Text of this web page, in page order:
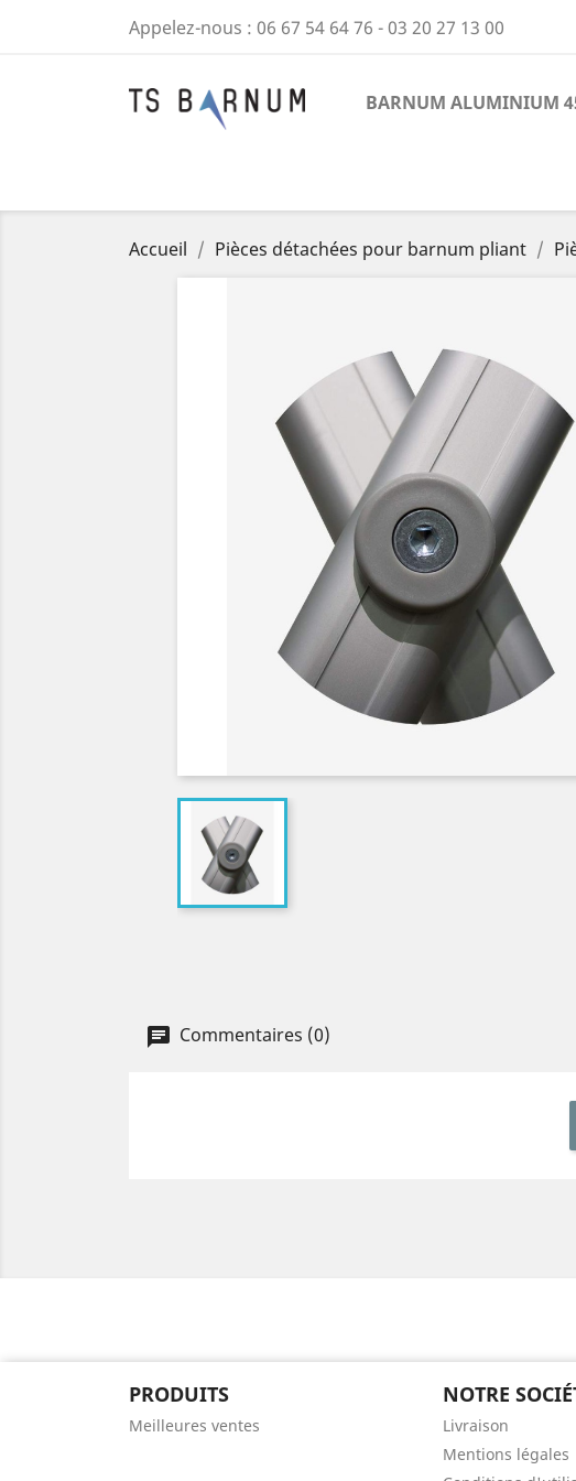
Appelez-nous : 06 67 54 64 76 - 03 20 27 13 00
BARNUM ALUMINIUM
Accueil Pièces détachées pour barnum pliant
Commentaires (0)
PRODUITS
Meilleures ventes
NOTRE
Livraison
Mentions légales